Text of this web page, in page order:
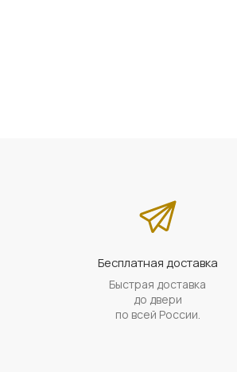
Бесплатная доставка
Быстрая доставка
до двери
по всей России.